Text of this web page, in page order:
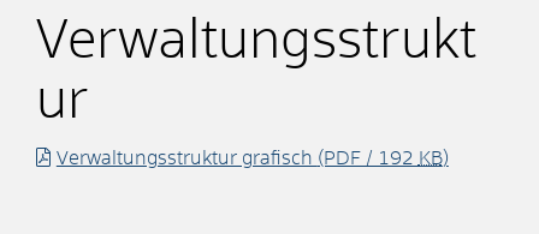
Verwaltungsstrukt
ur
Verwaltungsstruktur grafisch (PDF / 192 KB)